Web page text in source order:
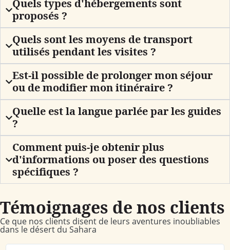
Quels types d'hébergements sont
proposés ?
Quels sont les moyens de transport
utilisés pendant les visites ?
Est-il possible de prolonger mon séjour
ou de modifier mon itinéraire ?
Quelle est la langue parlée par les guides
?
Comment puis-je obtenir plus
d'informations ou poser des questions
spécifiques ?
Témoignages de nos clients
Ce que nos clients disent de leurs aventures inoubliables
dans le désert du Sahara